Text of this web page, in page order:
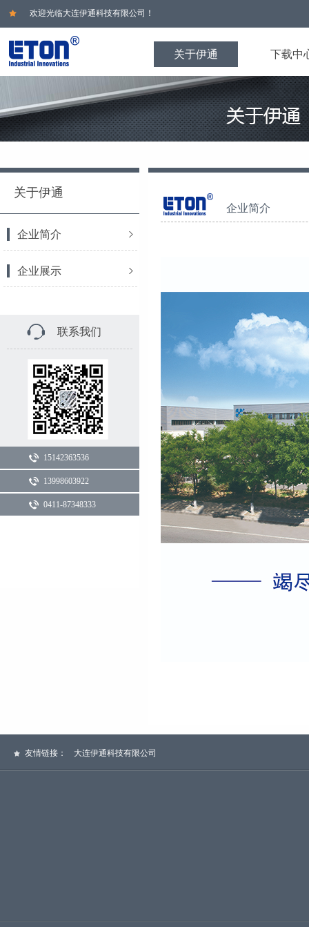
欢迎光临大连伊通科技有限公司！
关于伊通 下载中
关于伊通
企业简介
企业展示
联系我们
15142363536
13998603922
0411-87348333
企业简介
友情链接： 大连伊通科技有限公司